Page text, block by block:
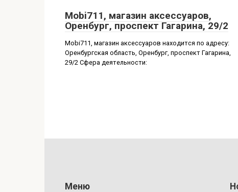
Mobi711, магазин аксессуаров,
Оренбург, проспект Гагарина, 29/2
Mobi711, магазин аксессуаров находится по адресу:
Оренбургская область, Оренбург, проспект Гагарина,
29/2 Сфера деятельности:
Меню